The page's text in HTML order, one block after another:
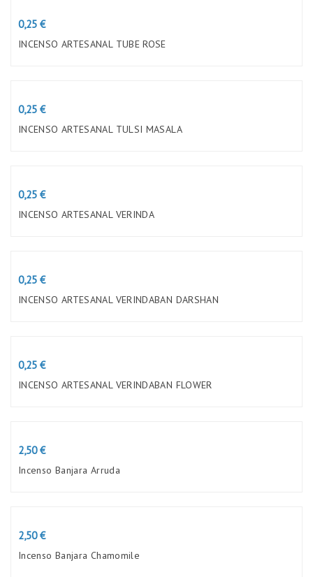
Preço
0,25 €
INCENSO ARTESANAL TUBE ROSE
Preço
0,25 €
INCENSO ARTESANAL TULSI MASALA
Preço
0,25 €
INCENSO ARTESANAL VERINDA
Preço
0,25 €
INCENSO ARTESANAL VERINDABAN DARSHAN
Preço
0,25 €
INCENSO ARTESANAL VERINDABAN FLOWER
Preço
2,50 €
Incenso Banjara Arruda
Preço
2,50 €
Incenso Banjara Chamomile